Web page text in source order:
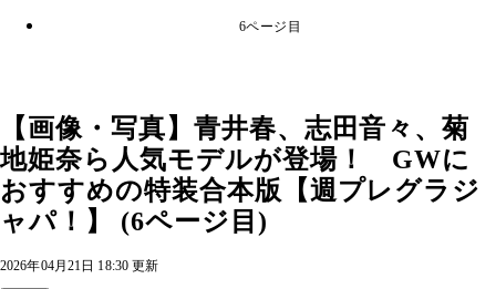
6ページ目
【画像・写真】青井春、志田音々、菊
地姫奈ら人気モデルが登場！ GWに
おすすめの特装合本版【週プレグラジ
ャパ！】 (6ページ目)
2026年04月21日 18:30 更新